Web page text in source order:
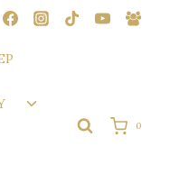
Przełącz
podrzędne
0